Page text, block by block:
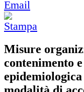
Misure
contenimento